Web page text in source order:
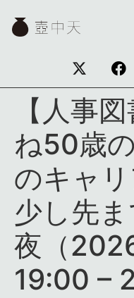
【人事
ね50歳
のキャリ
少し先
夜（
19:00 –